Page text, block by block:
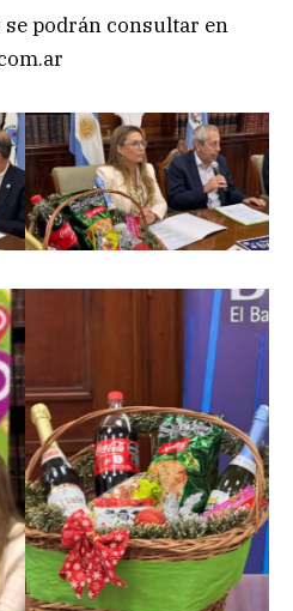
se podrán consultar en